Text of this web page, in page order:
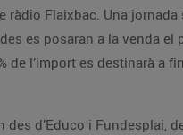
ràdio Flaixbac. Una
es posaran a la venda el
de l’import es destinarà a
d’Educo i Fundesplai,